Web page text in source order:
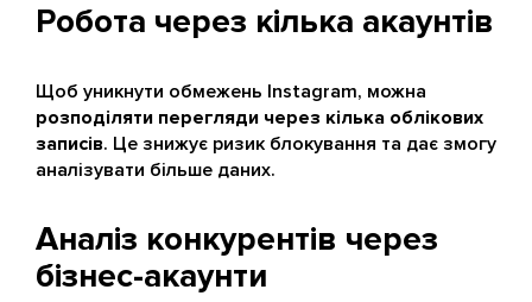
Робота через кілька акаунтів
Щоб уникнути обмежень Instagram, можна
розподіляти перегляди через кілька облікових
записів. Це знижує ризик блокування та дає змогу
аналізувати більше даних.
Аналіз конкурентів через
бізнес-акаунти